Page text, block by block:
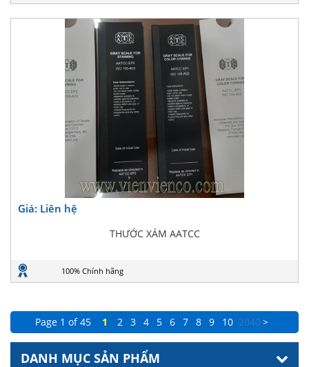
Giá: Liên hệ
THƯỚC XÁM AATCC
100% Chính hãng
Page 1 of 45 1 2 3 4 5 6 7 8 9 10 2040 >
DANH MỤC SẢN PHẨM